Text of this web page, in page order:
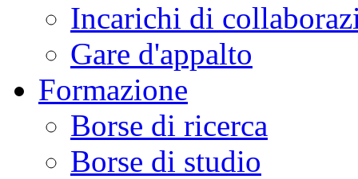
Incarichi di
Gare d'appalto
Formazione
Borse di ricerca
Borse di studio